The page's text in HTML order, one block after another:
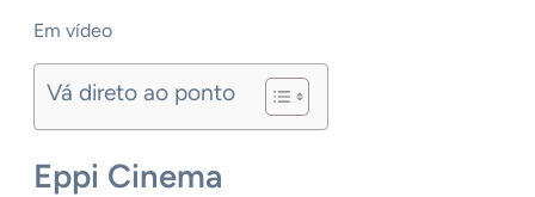
Em vídeo
Vá direto ao ponto
Eppi Cinema